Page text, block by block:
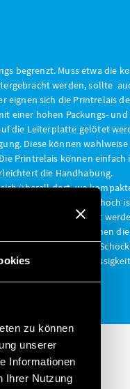
zu können
unserer
Informationen
Ihrer Nutzung
begrenzt. Muss etwa die
werden, sollte
eignen sich die Printrelais
einer hohen Packungs-
die Leiterplatte gelötet
Diese können
Printrelais können einfach
die Handhabung.
überall dort, wo
der Relais sehr hoch
häufig geschaltet
sowie Anlagen, in denen
Vibrationen oder
für eine hohe